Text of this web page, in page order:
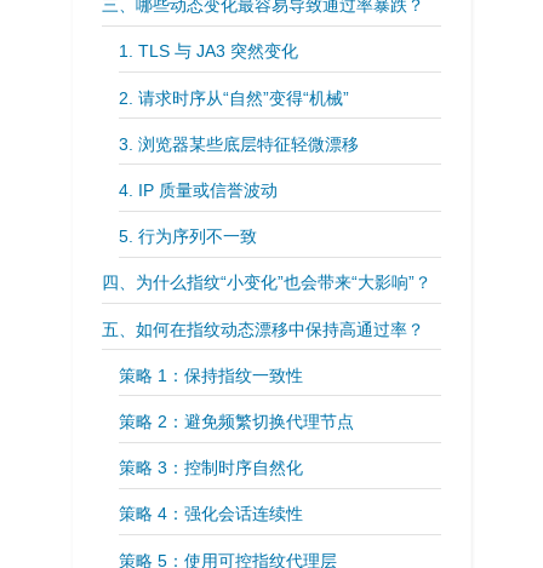
三、哪些动态变化最容易导致通过率暴跌？
1. TLS 与 JA3 突然变化
2. 请求时序从“自然”变得“机械”
3. 浏览器某些底层特征轻微漂移
4. IP 质量或信誉波动
5. 行为序列不一致
四、为什么指纹“小变化”也会带来“大影响”？
五、如何在指纹动态漂移中保持高通过率？
策略 1：保持指纹一致性
策略 2：避免频繁切换代理节点
策略 3：控制时序自然化
策略 4：强化会话连续性
策略 5：使用可控指纹代理层